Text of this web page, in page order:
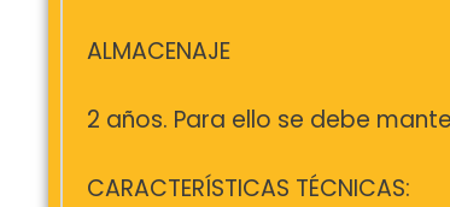
ALMACENAJE
2 años. Para ello se debe
CARACTERÍSTICAS TÉCNICAS: